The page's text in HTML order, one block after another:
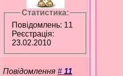
Статистика:
Повідомлень: 11
Реєстрація:
23.02.2010
Повідомлення # 11